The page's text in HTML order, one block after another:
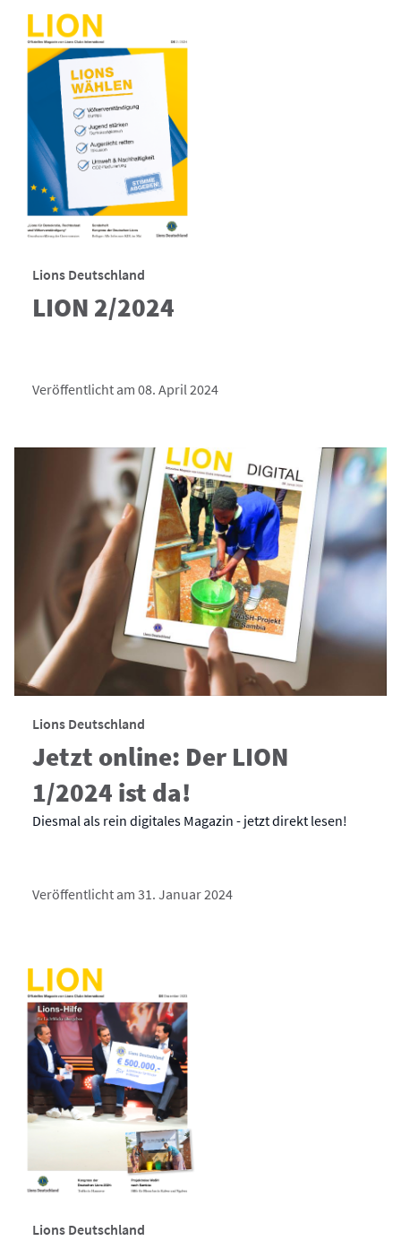
Lions Deutschland
LION 2/2024
Veröffentlicht am 08. April 2024
Lions Deutschland
Jetzt online: Der LION
1/2024 ist da!
Diesmal als rein digitales Magazin - jetzt direkt lesen!
Veröffentlicht am 31. Januar 2024
Lions Deutschland